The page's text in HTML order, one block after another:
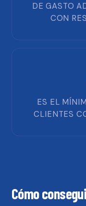
DE GASTO
CON
ES EL
CLIENTES
Cómo